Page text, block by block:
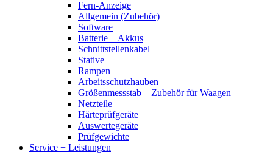
Fern-Anzeige
Allgemein (Zubehör)
Software
Batterie + Akkus
Schnittstellenkabel
Stative
Rampen
Arbeitsschutzhauben
Größenmessstab – Zubehör für Waagen
Netzteile
Härteprüfgeräte
Auswertegeräte
Prüfgewichte
Service + Leistungen